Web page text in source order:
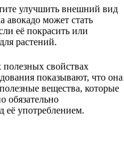
улучшить внешний вид
авокадо может стать
её покрасить или
растений.
свойствах
показывают, что она
вещества, которые
обязательно
её употреблением.